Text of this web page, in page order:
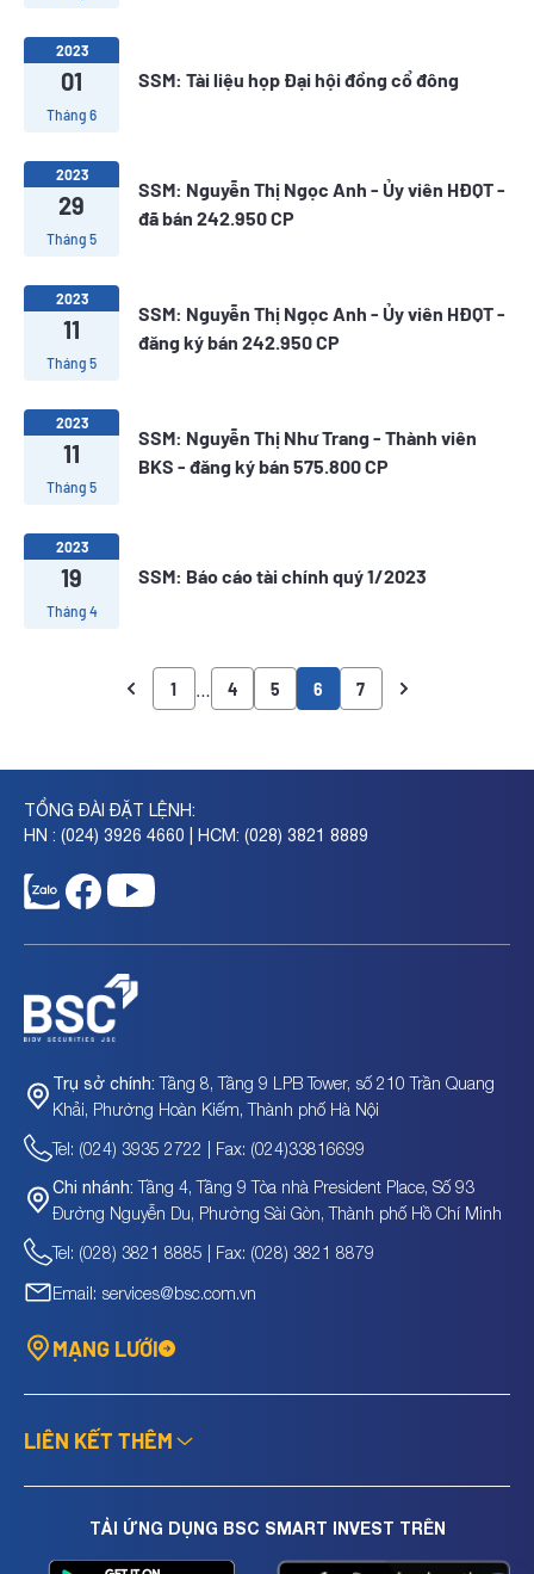
2023
01
Tháng 6
SSM: Tài liệu họp Đại hội đồng cổ đông
2023
29
Tháng 5
SSM: Nguyễn Thị Ngọc Anh - Ủy viên HĐQT -
đã bán 242.950 CP
2023
11
Tháng 5
SSM: Nguyễn Thị Ngọc Anh - Ủy viên HĐQT -
đăng ký bán 242.950 CP
2023
11
Tháng 5
SSM: Nguyễn Thị Như Trang - Thành viên
BKS - đăng ký bán 575.800 CP
2023
19
Tháng 4
SSM: Báo cáo tài chính quý 1/2023
1 4 5 6 7
TỔNG ĐÀI ĐẶT LỆNH:
HN : (024) 3926 4660 | HCM: (028) 3821 8889
Trụ sở chính: Tầng 8, Tầng 9 LPB Tower, số 210 Trần Quang
Khải, Phường Hoàn Kiếm, Thành phố Hà Nội
Tel: (024) 3935 2722 | Fax: (024)33816699
Chi nhánh: Tầng 4, Tầng 9 Tòa nhà President Place, Số 93
Đường Nguyễn Du, Phường Sài Gòn, Thành phố Hồ Chí Minh
Tel: (028) 3821 8885 | Fax: (028) 3821 8879
Email: services@bsc.com.vn
MẠNG LƯỚI
LIÊN KẾT THÊM
TẢI ỨNG DỤNG BSC SMART INVEST TRÊN